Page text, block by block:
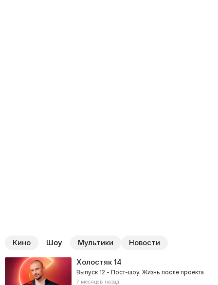
Кино Шоу Мультики Новости
Холостяк14
Выпуск 12 - Пост-шоу. Жизнь после проекта
7 месяцев назад